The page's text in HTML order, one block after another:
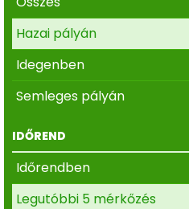
Hazai pályán
Idegenben
Semleges pályán
IDŐREND
Időrendben
Legutóbbi 5 mérkőzés